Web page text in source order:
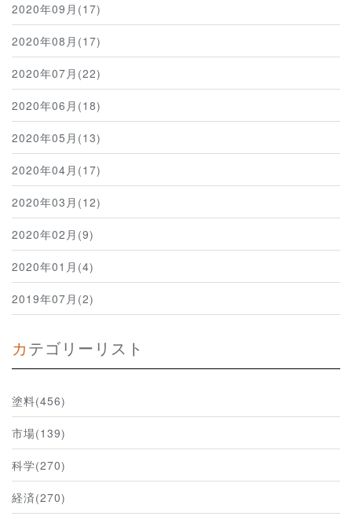
2020年09月(17)
2020年08月(17)
2020年07月(22)
2020年06月(18)
2020年05月(13)
2020年04月(17)
2020年03月(12)
2020年02月(9)
2020年01月(4)
2019年07月(2)
カテゴリーリスト
塗料(456)
市場(139)
科学(270)
経済(270)